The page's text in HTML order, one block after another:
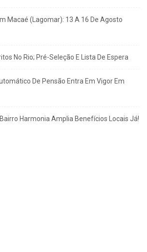
Macaé (Lagomar): 13 A 16 De Agosto
No Rio; Pré-Seleção E Lista De Espera
De Pensão Entra Em Vigor Em
Harmonia Amplia Benefícios Locais Já!